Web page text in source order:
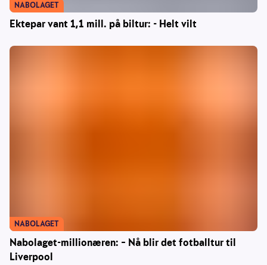
Ektepar vant 1,1 mill. på biltur: - Helt vilt
NABOLAGET
Nabolaget-millionæren: – Nå blir det fotballtur til
Liverpool
NABOLAGET